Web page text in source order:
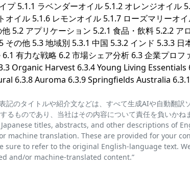
プ 5.1.1 ラベンダーオイル 5.1.2 オレンジオイル
オイル 5.1.6 レモンオイル 5.1.7 ローズマリーオ
5.2 アプリケーション 5.2.1 食品・飲料 5.2.2 ア
その他 5.3 地域別 5.3.1 中国 5.3.2 インド 5.3.3 日
有力な戦略 6.2 市場シェア分析 6.3 企業プロ
Organic Harvest 6.3.4 Young Living Essentials
6.3.8 Auroma 6.3.9 Springfields Australia
のタイトルや紹介文などは、すべて生成AIや自動翻訳
るものであり、当社はその内容について責任を負いか
Japanese titles, abstracts, and other descriptions of
machine translation. These are provided for your
sure to refer to the original English-language text.
and/or machine-translated content.”